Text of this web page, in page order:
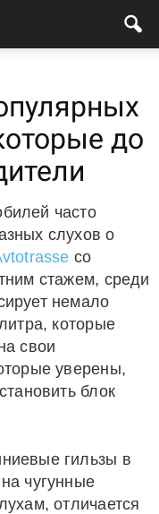
до
часто
слухов о
со
стажем, среди
немало
которые
свои
уверены,
блок
гильзы в
чугунные
отличается